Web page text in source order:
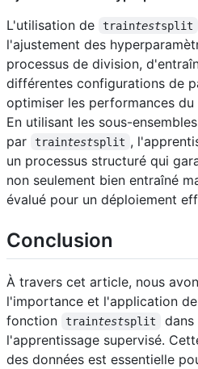
L'utilisation de
traintestsplit
l'ajustement des
processus de division,
différentes configurations de
optimiser les performances du
En utilisant les sous-
par
traintestsplit ,
un processus structuré qui
non seulement bien entraîné
évalué pour un déploiement
Conclusion
À travers cet article, nous
l'importance et l'application
fonction
traintestsplit
dans
l'apprentissage supervisé.
des données est essentielle